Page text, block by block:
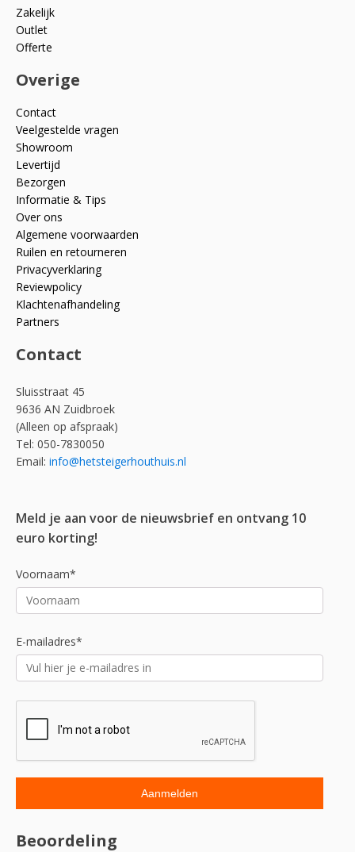
Zakelijk
Outlet
Offerte
Overige
Contact
Veelgestelde vragen
Showroom
Levertijd
Bezorgen
Informatie & Tips
Over ons
Algemene voorwaarden
Ruilen en retourneren
Privacyverklaring
Reviewpolicy
Klachtenafhandeling
Partners
Contact
Sluisstraat 45
9636 AN Zuidbroek
(Alleen op afspraak)
Tel: 050-7830050
Email: info@hetsteigerhouthuis.nl
Meld je aan voor de nieuwsbrief en ontvang 10
euro korting!
Voornaam*
E-mailadres*
Beoordeling